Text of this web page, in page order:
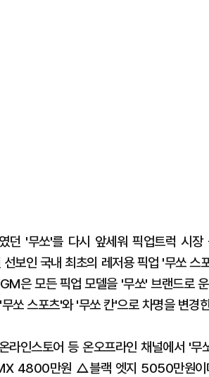
던 '무쏘'를 다시 앞세워 픽업트럭 시장
인 국내 최초의 레저용 픽업 '무쏘 스
은 모든 픽업 모델을 '무쏘' 브랜드로
쏘 스포츠'와 '무쏘 칸'으로 차명을 변경
라인스토어 등 온오프라인 채널에서 '무
4800만원 △블랙 엣지 5050만원이